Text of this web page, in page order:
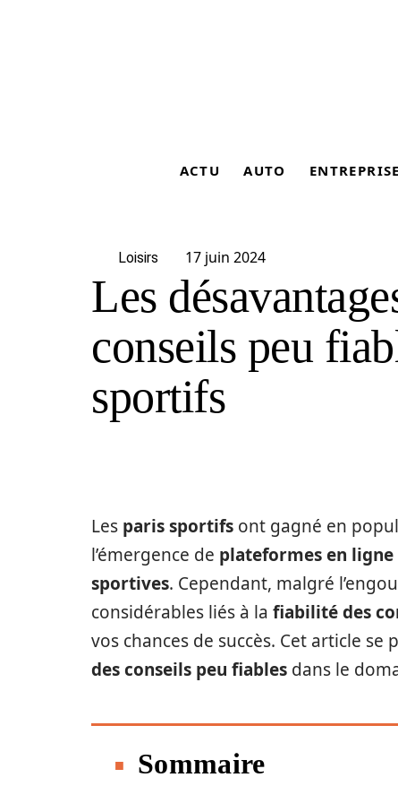
ACTU AUTO ENTREPRISE
Loisirs 17 juin 2024
Les
conseils peu
sportifs
Les paris sportifs ont gagné en
l’émergence de plateformes en ligne
sportives. Cependant, malgré
considérables liés à la fiabilité des
vos chances de succès. Cet article se
des conseils peu fiables dans le
Sommaire